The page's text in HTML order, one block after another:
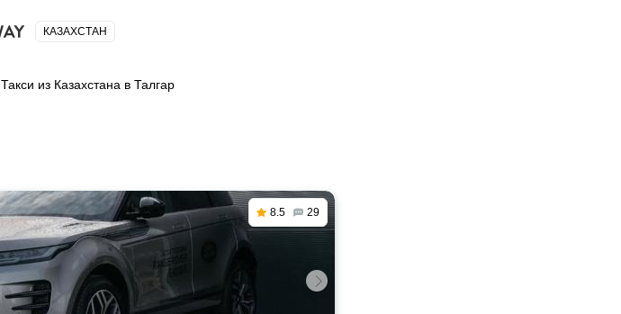
КАЗАХСТАН
Такси из Казахстана в Талгар
8.5 29